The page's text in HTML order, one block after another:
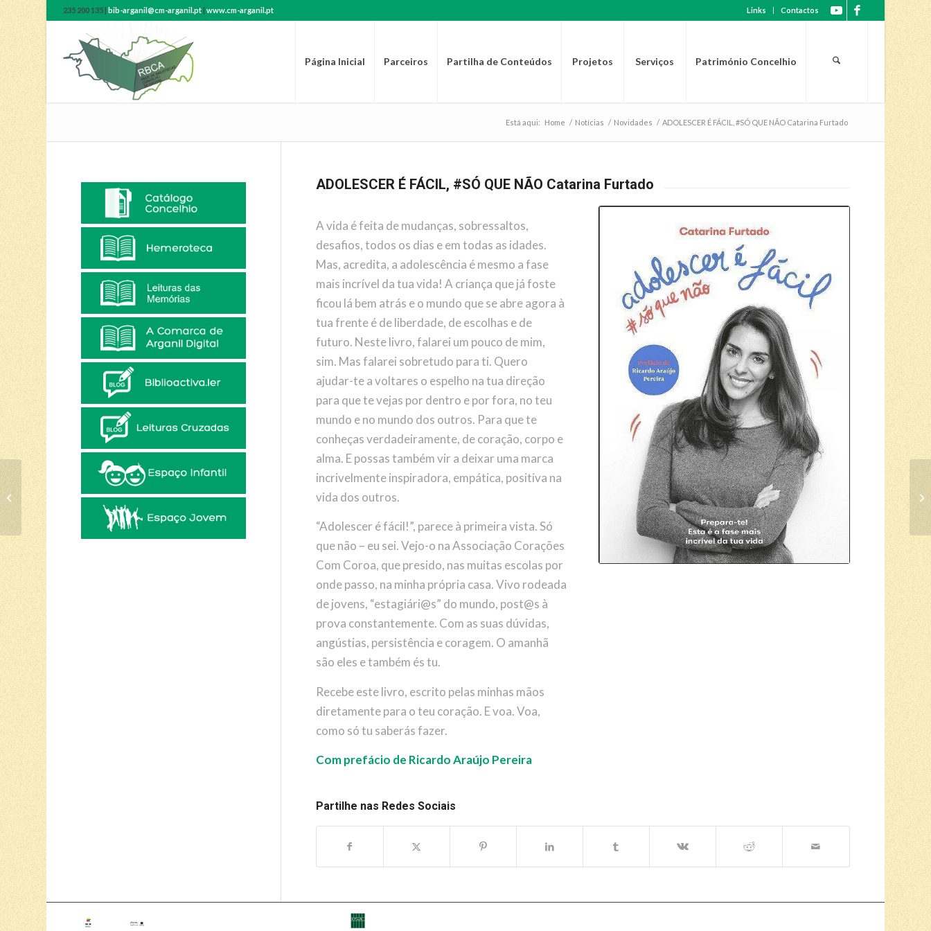
Links Contactos
235 200 135 |bib-arganil@cm-arganil.pt|www.cm-arganil.pt
Página Inicial Parceiros Partilha de Conteúdos Projetos Serviços Património Concelhio
Está aqui: Home / Notícias / Novidades / ADOLESCER É FÁCIL, #SÓ QUE NÃO Catarina Furtado
ADOLESCER É FÁCIL, #SÓ QUE NÃO Catarina Furtado
A vida é feita de mudanças, sobressaltos,
desafios, todos os dias e em todas as idades.
Mas, acredita, a adolescência é mesmo a fase
mais incrível da tua vida! A criança que já foste
ficou lá bem atrás e o mundo que se abre agora à
tua frente é de liberdade, de escolhas e de
futuro. Neste livro, falarei um pouco de mim,
sim. Mas falarei sobretudo para ti. Quero
ajudar-te a voltares o espelho na tua direção
para que te vejas por dentro e por fora, no teu
mundo e no mundo dos outros. Para que te
conheças verdadeiramente, de coração, corpo e
alma. E possas também vir a deixar uma marca
incrivelmente inspiradora, empática, positiva na
vida dos outros.
“Adolescer é fácil!”, parece à primeira vista. Só
que não – eu sei. Vejo-o na Associação Corações
Com Coroa, que presido, nas muitas escolas por
onde passo, na minha própria casa. Vivo rodeada
de jovens, “estagiári@s” do mundo, post@s à
prova constantemente. Com as suas dúvidas,
angústias, persistência e coragem. O amanhã
são eles e também és tu.
Recebe este livro, escrito pelas minhas mãos
diretamente para o teu coração. E voa. Voa,
como só tu saberás fazer.
Com prefácio de Ricardo Araújo Pereira
Partilhe nas Redes Sociais
KREMLIN de Tom